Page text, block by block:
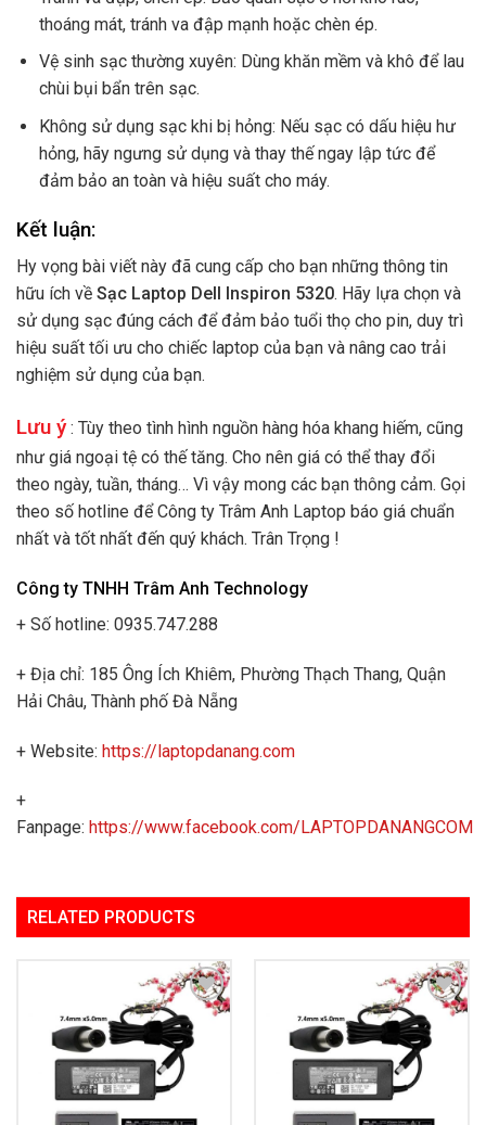
thoáng mát, tránh va đập mạnh hoặc chèn ép.
Vệ sinh sạc thường xuyên: Dùng khăn mềm và khô để lau
chùi bụi bẩn trên sạc.
Không sử dụng sạc khi bị hỏng: Nếu sạc có dấu hiệu hư
hỏng, hãy ngưng sử dụng và thay thế ngay lập tức để
đảm bảo an toàn và hiệu suất cho máy.
Kết luận:
Hy vọng bài viết này đã cung cấp cho bạn những thông tin
hữu ích về Sạc Laptop Dell Inspiron 5320. Hãy lựa chọn và
sử dụng sạc đúng cách để đảm bảo tuổi thọ cho pin, duy trì
hiệu suất tối ưu cho chiếc laptop của bạn và nâng cao trải
nghiệm sử dụng của bạn.
Lưu ý: Tùy theo tình hình nguồn hàng hóa khang hiếm, cũng
như giá ngoại tệ có thế tăng. Cho nên giá có thể thay đổi
theo ngày, tuần, tháng… Vì vậy mong các bạn thông cảm. Gọi
theo số hotline để Công ty Trâm Anh Laptop báo giá chuẩn
nhất và tốt nhất đến quý khách. Trân Trọng !
Công ty TNHH Trâm Anh Technology
+ Số hotline: 0935.747.288
+ Địa chỉ: 185 Ông Ích Khiêm, Phường Thạch Thang, Quận
Hải Châu, Thành phố Đà Nẵng
+ Website: https://laptopdanang.com
+
Fanpage: https://www.facebook.com/LAPTOPDANANGCOM
RELATED PRODUCTS
Add to
Wishlist
Add to
Wishlist